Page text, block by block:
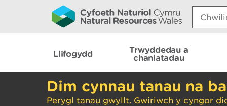
Search:
Llifogydd
Trwyddedau a
chaniatadau
Dim cynnau tanau na
Perygl tanau gwyllt. Gwiriwch y cyngor